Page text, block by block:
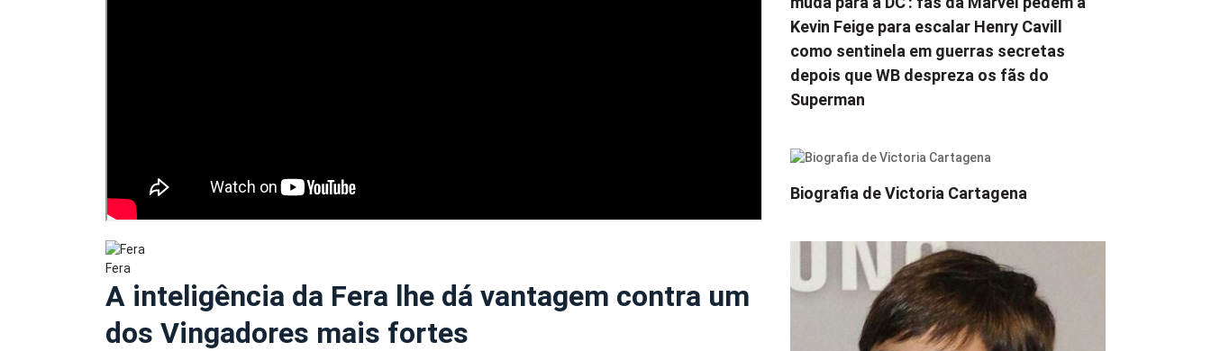
Fera
A inteligência da Fera lhe dá vantagem contra um
dos Vingadores mais fortes
Kevin Feige para escalar Henry Cavill
como sentinela em guerras secretas
depois que WB despreza os fãs do
Superman
Biografia de Victoria Cartagena